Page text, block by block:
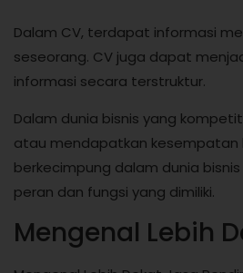
Dalam CV, terdapat informasi
seseorang. CV juga dapat
informasi secara terstruktur.
Dalam dunia bisnis yang
atau mendapatkan kesempatan
berkecimpung dalam dunia
peran dan fungsi yang dimiliki.
Mengenal Lebih